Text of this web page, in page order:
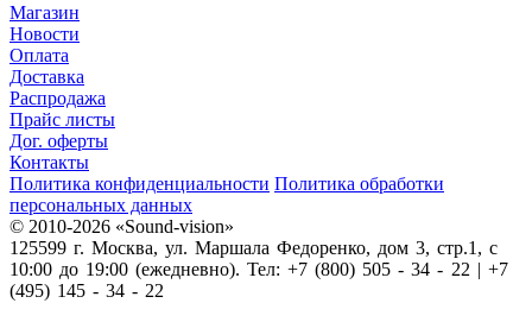
Магазин
Новости
Оплата
Доставка
Распродажа
Прайс листы
Дог. оферты
Контакты
Политика конфиденциальности Политика обработки
персональных данных
© 2010-2026 «Sound-vision»
125599 г. Москва, ул. Маршала Федоренко, дом 3, стр.1, с
10:00 до 19:00 (ежедневно). Тел: +7 (800) 505 - 34 - 22 | +7
(495) 145 - 34 - 22